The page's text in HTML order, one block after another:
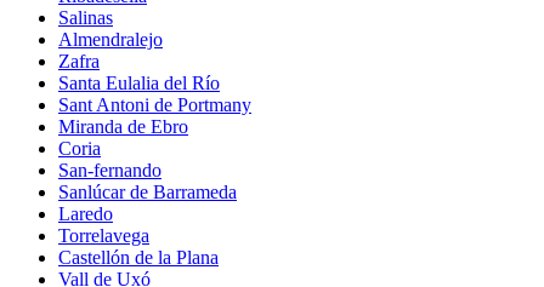
Salinas
Almendralejo
Zafra
Santa Eulalia del Río
Sant Antoni de Portmany
Miranda de Ebro
Coria
San-fernando
Sanlúcar de Barrameda
Laredo
Torrelavega
Castellón de la Plana
Vall de Uxó